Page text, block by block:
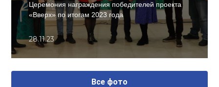
Церемония награждения победителей проекта
«Вверх» по итогам 2023 года
28.11.23
Все фото